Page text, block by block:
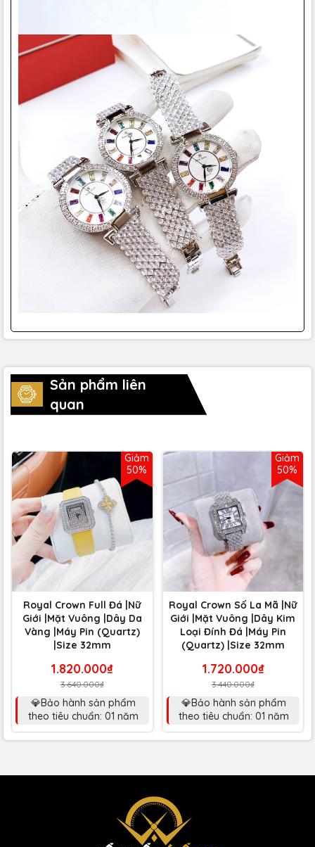
Sản phẩm liên
quan
Giảm
50%
Royal Crown Full Đá |Nữ
Giới |Mặt Vuông |Dây Da
Vàng |Máy Pin (Quartz)
|Size 32mm
1.820.000₫
3.640.000₫
💎Bảo hành sản phẩm
theo tiêu chuẩn: 01 năm
Giảm
50%
Royal Crown Số La Mã |Nữ
Giới |Mặt Vuông |Dây Kim
Loại Đính Đá |Máy Pin
(Quartz) |Size 32mm
1.720.000₫
3.440.000₫
💎Bảo hành sản phẩm
theo tiêu chuẩn: 01 năm